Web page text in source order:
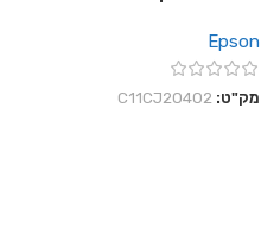
Epson
מק"ט: C11CJ20402